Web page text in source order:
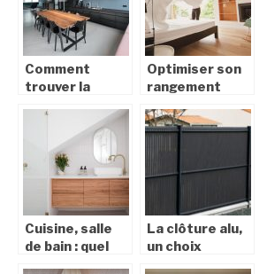
Comment
trouver la
Optimiser son
rangement
appartement
Cuisine, salle
de bain : quel
La clôture alu,
un choix